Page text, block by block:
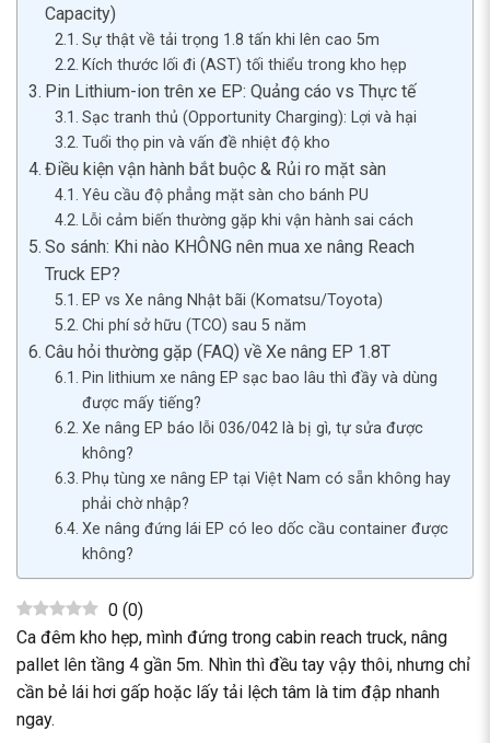
Capacity)
Sự thật về tải trọng 1.8 tấn khi lên cao 5m
Kích thước lối đi (AST) tối thiểu trong kho hẹp
Pin Lithium-ion trên xe EP: Quảng cáo vs Thực tế
Sạc tranh thủ (Opportunity Charging): Lợi và hại
Tuổi thọ pin và vấn đề nhiệt độ kho
Điều kiện vận hành bắt buộc & Rủi ro mặt sàn
Yêu cầu độ phẳng mặt sàn cho bánh PU
Lỗi cảm biến thường gặp khi vận hành sai cách
So sánh: Khi nào KHÔNG nên mua xe nâng Reach
Truck EP?
EP vs Xe nâng Nhật bãi (Komatsu/Toyota)
Chi phí sở hữu (TCO) sau 5 năm
Câu hỏi thường gặp (FAQ) về Xe nâng EP 1.8T
Pin lithium xe nâng EP sạc bao lâu thì đầy và dùng
được mấy tiếng?
Xe nâng EP báo lỗi 036/042 là bị gì, tự sửa được
không?
Phụ tùng xe nâng EP tại Việt Nam có sẵn không hay
phải chờ nhập?
Xe nâng đứng lái EP có leo dốc cầu container được
không?
0 (0)
Ca đêm kho hẹp, mình đứng trong cabin reach truck, nâng
pallet lên tầng 4 gần 5m. Nhìn thì đều tay vậy thôi, nhưng chỉ
cần bẻ lái hơi gấp hoặc lấy tải lệch tâm là tim đập nhanh
ngay.